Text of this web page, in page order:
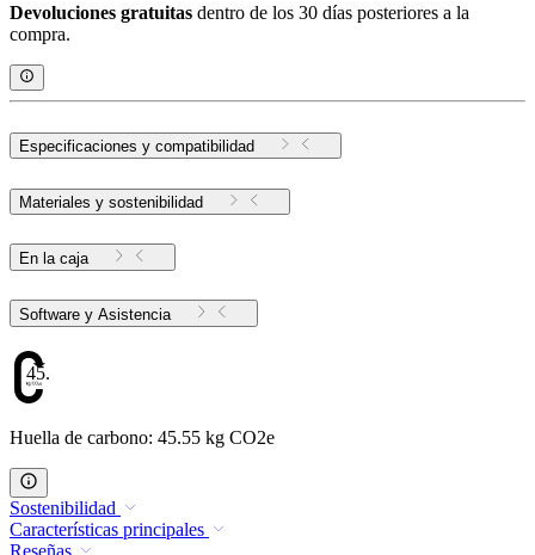
Devoluciones gratuitas dentro de los 30 días posteriores a la
compra.
Especificaciones y compatibilidad
Materiales y sostenibilidad
En la caja
Software y Asistencia
45.55
Huella de carbono: 45.55 kg CO2e
Sostenibilidad
Características principales
Reseñas